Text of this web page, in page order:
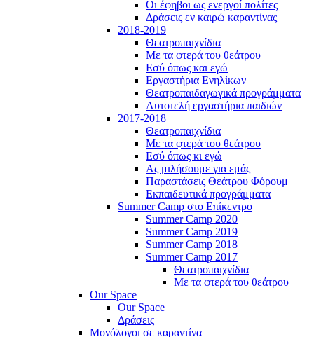
Οι έφηβοι ως ενεργοί πολίτες
Δράσεις εν καιρώ καραντίνας
2018-2019
Θεατροπαιχνίδια
Με τα φτερά του θεάτρου
Εσύ όπως και εγώ
Εργαστήρια Ενηλίκων
Θεατροπαιδαγωγικά προγράμματα
Αυτοτελή εργαστήρια παιδιών
2017-2018
Θεατροπαιχνίδια
Με τα φτερά του θεάτρου
Εσύ όπως κι εγώ
Ας μιλήσουμε για εμάς
Παραστάσεις Θεάτρου Φόρουμ
Εκπαιδευτικά προγράμματα
Summer Camp στο Επίκεντρο
Summer Camp 2020
Summer Camp 2019
Summer Camp 2018
Summer Camp 2017
Θεατροπαιχνίδια
Με τα φτερά του θεάτρου
Our Space
Our Space
Δράσεις
Μονόλογοι σε καραντίνα